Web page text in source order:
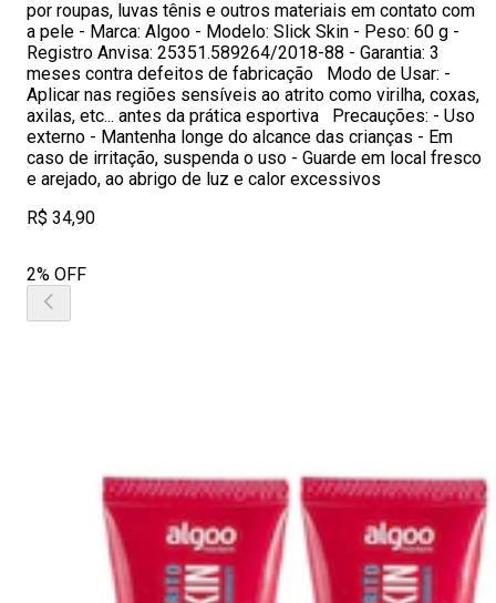
por roupas, luvas tênis e outros materiais em contato com
a pele - Marca: Algoo - Modelo: Slick Skin - Peso: 60 g -
Registro Anvisa: 25351.589264/2018-88 - Garantia: 3
meses contra defeitos de fabricação Modo de Usar: -
Aplicar nas regiões sensíveis ao atrito como virilha, coxas,
axilas, etc... antes da prática esportiva Precauções: - Uso
externo - Mantenha longe do alcance das crianças - Em
caso de irritação, suspenda o uso - Guarde em local fresco
e arejado, ao abrigo de luz e calor excessivos
R$ 34,90
2% OFF